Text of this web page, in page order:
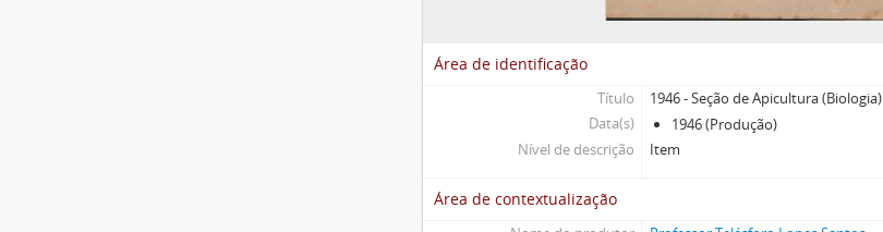
Área de identificação
Título
1946 - Seção de Apicultura (Biologia)
Data(s)
1946 (Produção)
Nível de descrição
Item
Área de contextualização